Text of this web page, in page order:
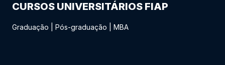
CURSOS UNIVERSITÁRIOS FIAP
Graduação Pós-graduação MBA